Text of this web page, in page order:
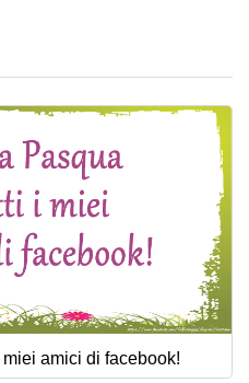
amici di facebook!